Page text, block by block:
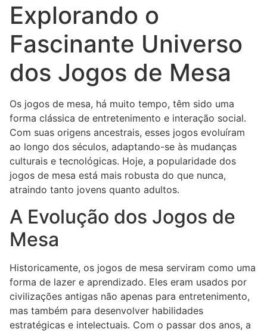
Explorando o
Fascinante Universo
dos Jogos de Mesa
Os jogos de mesa, há muito tempo, têm sido uma
forma clássica de entretenimento e interação social.
Com suas origens ancestrais, esses jogos evoluíram
ao longo dos séculos, adaptando-se às mudanças
culturais e tecnológicas. Hoje, a popularidade dos
jogos de mesa está mais robusta do que nunca,
atraindo tanto jovens quanto adultos.
A Evolução dos Jogos de
Mesa
Historicamente, os jogos de mesa serviram como uma
forma de lazer e aprendizado. Eles eram usados por
civilizações antigas não apenas para entretenimento,
mas também para desenvolver habilidades
estratégicas e intelectuais. Com o passar dos anos, a